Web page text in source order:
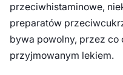
przeciwhistaminowe,
preparatów
bywa powolny, przez co
przyjmowanym lekiem.